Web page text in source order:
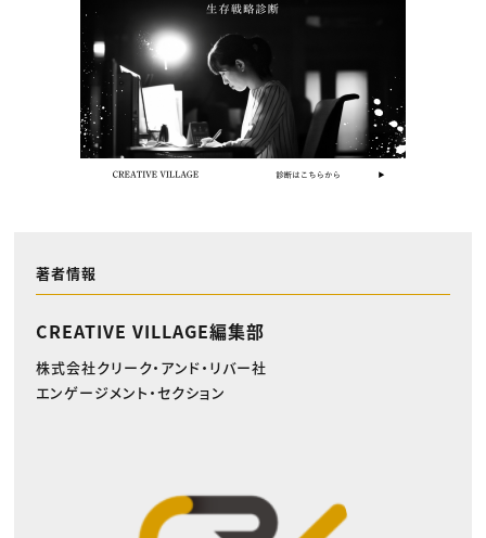
著者情報
CREATIVE VILLAGE編集部
株式会社クリーク・アンド・リバー社
エンゲージメント・セクション